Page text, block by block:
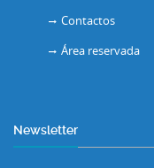
Contactos
Área reservada
Newsletter